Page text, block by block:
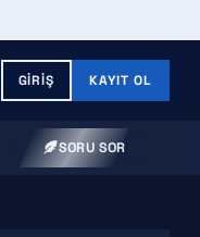
GIRIŞ KAYIT OL
SORU SOR